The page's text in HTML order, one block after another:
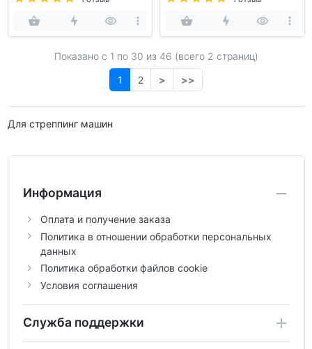
Показано с 1 по 30 из 46 (всего 2 страниц)
1
2 > >>
Для стреппинг машин
Информация
Оплата и получение заказа
Политика в отношении обработки персональных
данных
Политика обработки файлов cookie
Условия соглашения
Служба поддержки